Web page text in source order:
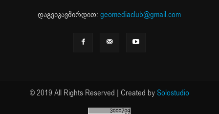
დაგვიკავშირდით:geomediaclub@gmail.com
© 2019 All Rights Reserved | Created bySolostudio